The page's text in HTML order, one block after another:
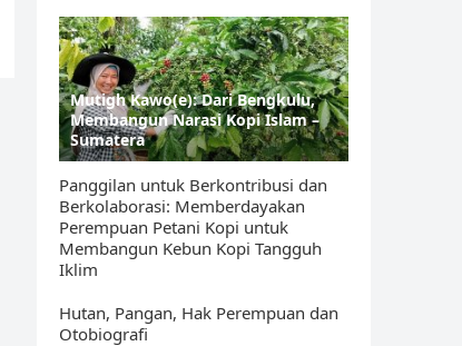
Mutigh Kawo(e): Dari Bengkulu,
Membangun Narasi Kopi Islam –
Sumatera
Panggilan untuk Berkontribusi dan
Berkolaborasi: Memberdayakan
Perempuan Petani Kopi untuk
Membangun Kebun Kopi Tangguh
Iklim
Hutan, Pangan, Hak Perempuan dan
Otobiografi